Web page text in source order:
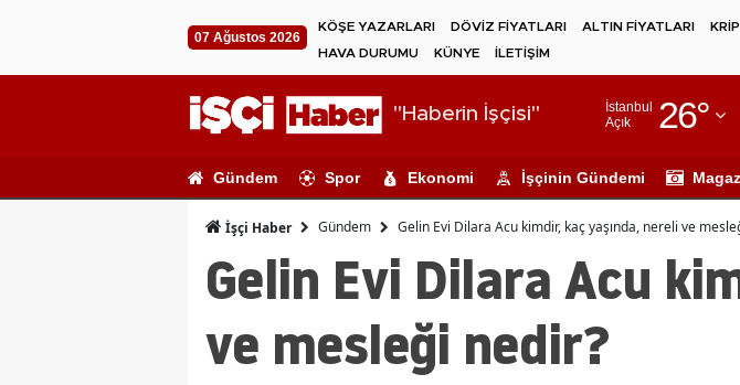
07 Ağustos 2026
KÖŞE YAZARLARI DÖVİZ FİYATLARI ALTIN FİYATLARI
HAVA DURUMU
KÜNYE İLETİŞİM
"Haberin İşçisi"
İstanbul
Açık
26°
Adıyaman
Ağrı
Ankara
Gündem Spor Ekonomi İşçinin Gündemi
İşçi Haber Gündem Gelin Evi Dilara Acu kimdir, kaç yaşında, nereli ve
Gelin Evi Dilara Acu
ve mesleği nedir?